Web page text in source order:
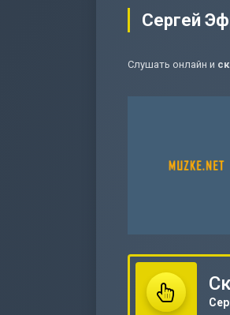
Сергей
Слушать онлайн и